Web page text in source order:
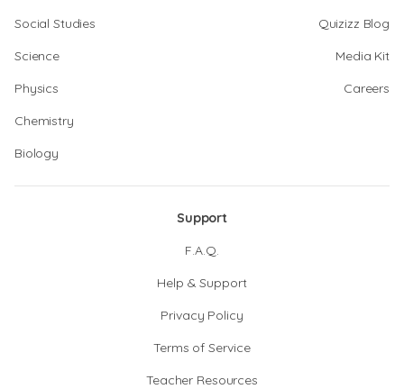
Social Studies
Science
Physics
Chemistry
Biology
Quizizz Blog
Media Kit
Careers
Support
F.A.Q.
Help & Support
Privacy Policy
Terms of Service
Teacher Resources